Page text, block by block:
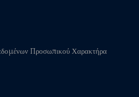
Προσωπικού Χαρακτήρα